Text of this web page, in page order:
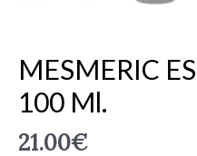
MESMERIC
100 Ml.
21.00€